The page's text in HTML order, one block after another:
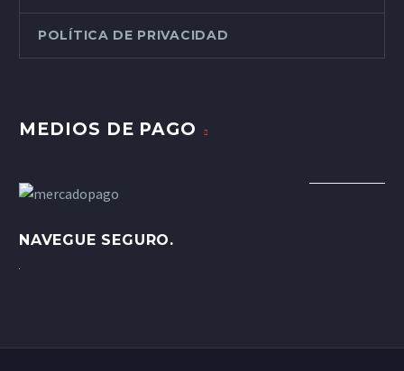
POLÍTICA DE PRIVACIDAD
MEDIOS DE PAGO
NAVEGUE SEGURO.